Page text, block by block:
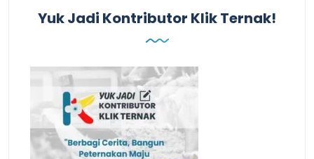
Yuk Jadi Kontributor Klik Ternak!